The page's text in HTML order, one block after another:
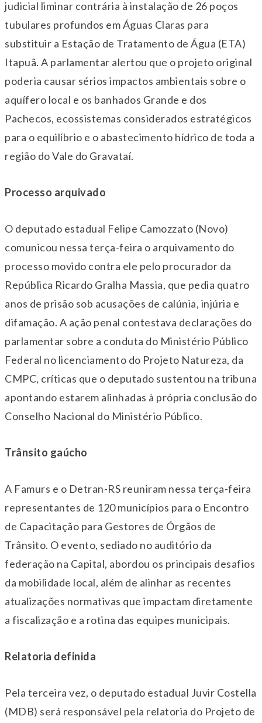
judicial liminar contrária à instalação de 26 poços
tubulares profundos em Águas Claras para
substituir a Estação de Tratamento de Água (ETA)
Itapuã. A parlamentar alertou que o projeto original
poderia causar sérios impactos ambientais sobre o
aquífero local e os banhados Grande e dos
Pachecos, ecossistemas considerados estratégicos
para o equilíbrio e o abastecimento hídrico de toda a
região do Vale do Gravataí.
Processo arquivado
O deputado estadual Felipe Camozzato (Novo)
comunicou nessa terça-feira o arquivamento do
processo movido contra ele pelo procurador da
República Ricardo Gralha Massia, que pedia quatro
anos de prisão sob acusações de calúnia, injúria e
difamação. A ação penal contestava declarações do
parlamentar sobre a conduta do Ministério Público
Federal no licenciamento do Projeto Natureza, da
CMPC, críticas que o deputado sustentou na tribuna
apontando estarem alinhadas à própria conclusão do
Conselho Nacional do Ministério Público.
Trânsito gaúcho
A Famurs e o Detran-RS reuniram nessa terça-feira
representantes de 120 municípios para o Encontro
de Capacitação para Gestores de Órgãos de
Trânsito. O evento, sediado no auditório da
federação na Capital, abordou os principais desafios
da mobilidade local, além de alinhar as recentes
atualizações normativas que impactam diretamente
a fiscalização e a rotina das equipes municipais.
Relatoria definida
Pela terceira vez, o deputado estadual Juvir Costella
(MDB) será responsável pela relatoria do Projeto de